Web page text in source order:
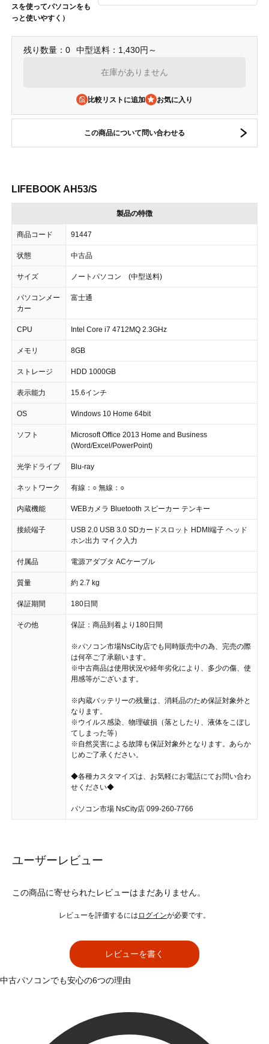
スを使ってパソコンをも
っと使いやすく）
残り数量：0 中型送料：1,430円～
在庫がありません
比較リストに追加
この商品について問い合わせる
LIFEBOOK AH53/S
製品の特徴
商品コード 91447
状態 中古品
サイズ ノートパソコン (中型送料)
パソコンメー
カー
富士通
CPU Intel Core i7 4712MQ 2.3GHz
メモリ 8GB
ストレージ HDD 1000GB
表示能力 15.6インチ
OS Windows 10 Home 64bit
ソフト
Microsoft Office 2013 Home and Business
(Word/Excel/PowerPoint)
光学ドライブ Blu-ray
ネットワーク 有線：○ 無線：○
内蔵機能 WEBカメラ Bluetooth スピーカー テンキー
接続端子
USB 2.0 USB 3.0 SDカードスロット HDMI端子 ヘッド
ホン出力 マイク入力
付属品 電源アダプタ ACケーブル
質量 約 2.7 kg
保証期間 180日間
その他 保証：商品到着より180日間
※パソコン市場NsCity店でも同時販売中の為、完売の際
は何卒ご了承願います。
※中古商品は使用状況や経年劣化により、多少の傷、使
用感等がございます。
※内蔵バッテリーの残量は、消耗品のため保証対象外と
なります。
※ウイルス感染、物理破損（落としたり、液体をこぼし
てしまった等）
※自然災害による故障も保証対象外となります。あらか
じめご了承ください。
◆各種カスタマイズは、お気軽にお電話にてお問い合わ
せください◆
パソコン市場 NsCity店 099-260-7766
ユーザーレビュー
この商品に寄せられたレビューはまだありません。
レビューを評価するには ログインが必要です。
レビューを書く
中古パソコンでも安心の6つの理由